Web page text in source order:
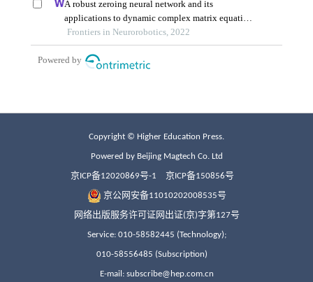
Copyright © Higher Education Press.
Powered by Beijing Magtech Co. Ltd
京ICP备12020869号-1 京ICP备150856号
京公网安备11010202008535号
网络出版服务许可证网出证(京)字第127号
Service: 010-58582445 (Technology);
010-58556485 (Subscription)
E-mail: subscribe@hep.com.cn